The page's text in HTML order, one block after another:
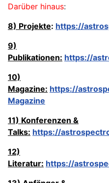
Darüber hinaus:
8) Projekte: https://
9)
Publikationen: https://
10)
Magazine: https://
Magazine
11) Konferenzen &
Talks: https://
12)
Literatur: https://